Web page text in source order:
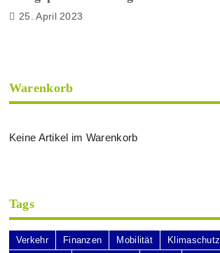
25. April 2023
Warenkorb
Keine Artikel im Warenkorb
Tags
Verkehr Finanzen Mobilität Klimaschutz